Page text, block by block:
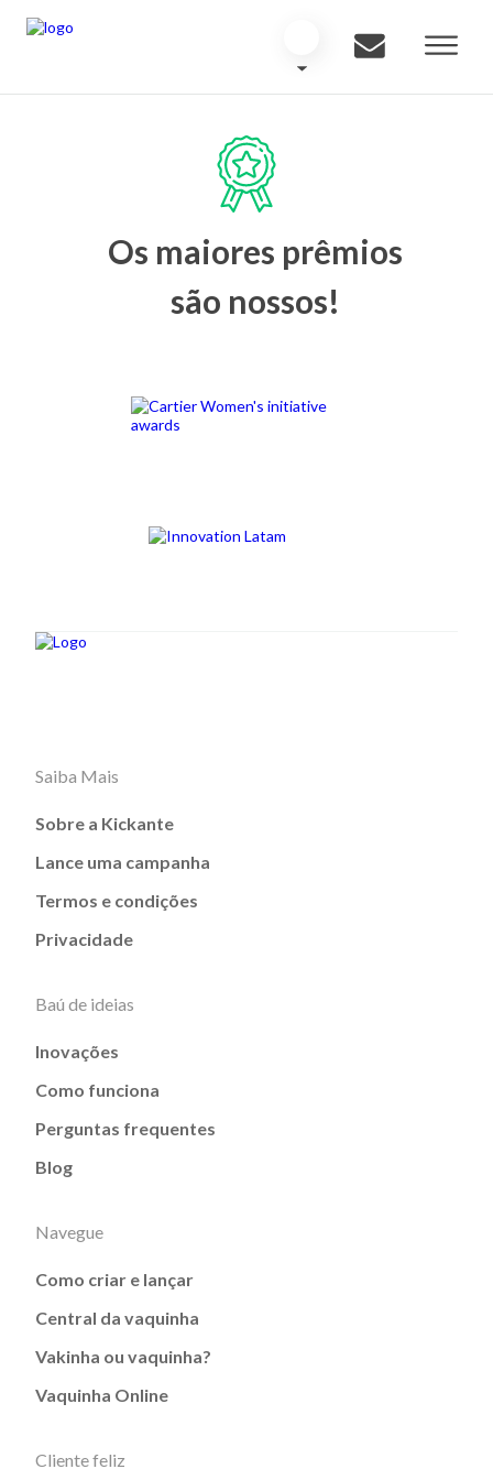
Os maiores prêmios
são nossos!
Saiba Mais
Sobre a Kickante
Lance uma campanha
Termos e condições
Privacidade
Baú de ideias
Inovações
Como funciona
Perguntas frequentes
Blog
Navegue
Como criar e lançar
Central da vaquinha
Vakinha ou vaquinha?
Vaquinha Online
Cliente feliz